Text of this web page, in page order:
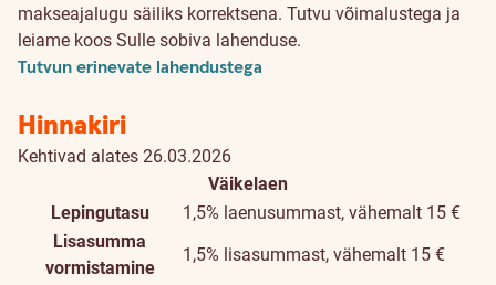
makseajalugu säiliks korrektsena. Tutvu võimalustega ja
leiame koos Sulle sobiva lahenduse.
Tutvun erinevate lahendustega
Hinnakiri
Kehtivad alates 26.03.2026
Väikelaen
Lepingutasu
1,5% laenusummast, vähemalt 15 €
Lisasumma
vormistamine
1,5% lisasummast, vähemalt 15 €